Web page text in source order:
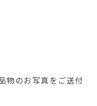
物のお写真をご送付